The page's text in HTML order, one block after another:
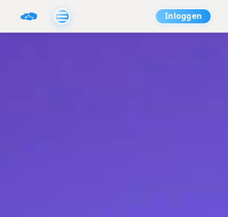
Inloggen